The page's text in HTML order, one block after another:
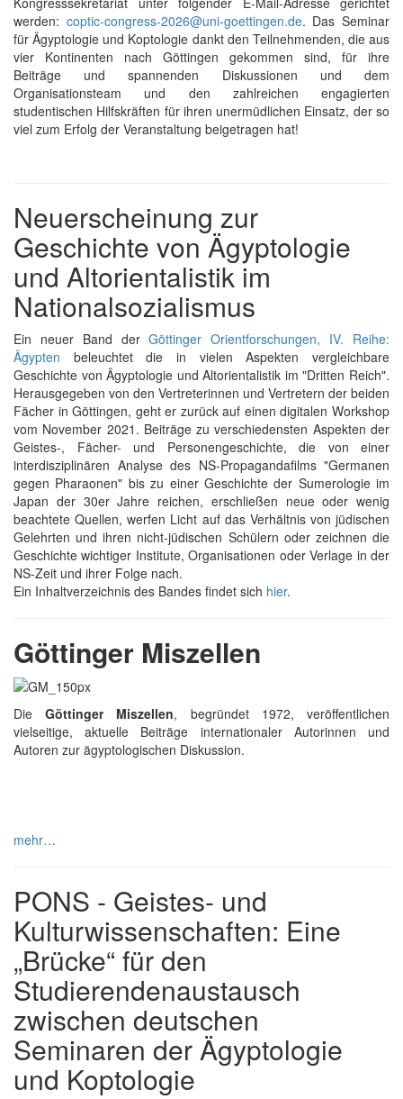
werden: coptic-congress-2026@uni-goettingen.de. Das Seminar
für Ägyptologie und Koptologie dankt den Teilnehmenden, die aus
vier Kontinenten nach Göttingen gekommen sind, für ihre
Beiträge und spannenden Diskussionen und dem
Organisationsteam und den zahlreichen engagierten
studentischen Hilfskräften für ihren unermüdlichen Einsatz, der so
viel zum Erfolg der Veranstaltung beigetragen hat!
Neuerscheinung zur
Geschichte von Ägyptologie
und Altorientalistik im
Nationalsozialismus
Ein neuer Band derGöttinger Orientforschungen, IV. Reihe:
Ägypten beleuchtet die in vielen Aspekten vergleichbare
Geschichte von Ägyptologie und Altorientalistik im "Dritten Reich".
Herausgegeben von den Vertreterinnen und Vertretern der beiden
Fächer in Göttingen, geht er zurück auf einen digitalen Workshop
vom November 2021. Beiträge zu verschiedensten Aspekten der
Geistes-, Fächer- und Personengeschichte, die von einer
interdisziplinären Analyse des NS-Propagandafilms "Germanen
gegen Pharaonen" bis zu einer Geschichte der Sumerologie im
Japan der 30er Jahre reichen, erschließen neue oder wenig
beachtete Quellen, werfen Licht auf das Verhältnis von jüdischen
Gelehrten und ihren nicht-jüdischen Schülern oder zeichnen die
Geschichte wichtiger Institute, Organisationen oder Verlage in der
NS-Zeit und ihrer Folge nach.
Ein Inhaltverzeichnis des Bandes findet sich hier.
Göttinger Miszellen
DieGöttinger Miszellen, begründet 1972, veröffentlichen
vielseitige, aktuelle Beiträge internationaler Autorinnen und
Autoren zur ägyptologischen Diskussion.
mehr…
PONS - Geistes- und
Kulturwissenschaften: Eine
„Brücke“ für den
Studierendenaustausch
zwischen deutschen
Seminaren der Ägyptologie
und Koptologie